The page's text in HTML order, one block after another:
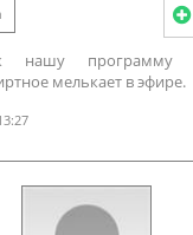
нашу программу
мелькает в эфире.